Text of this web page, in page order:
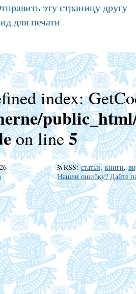
эту страницу другу
для печати
index:
on line5
RSS:статьи,книги,
Нашли ошибку? Дайте